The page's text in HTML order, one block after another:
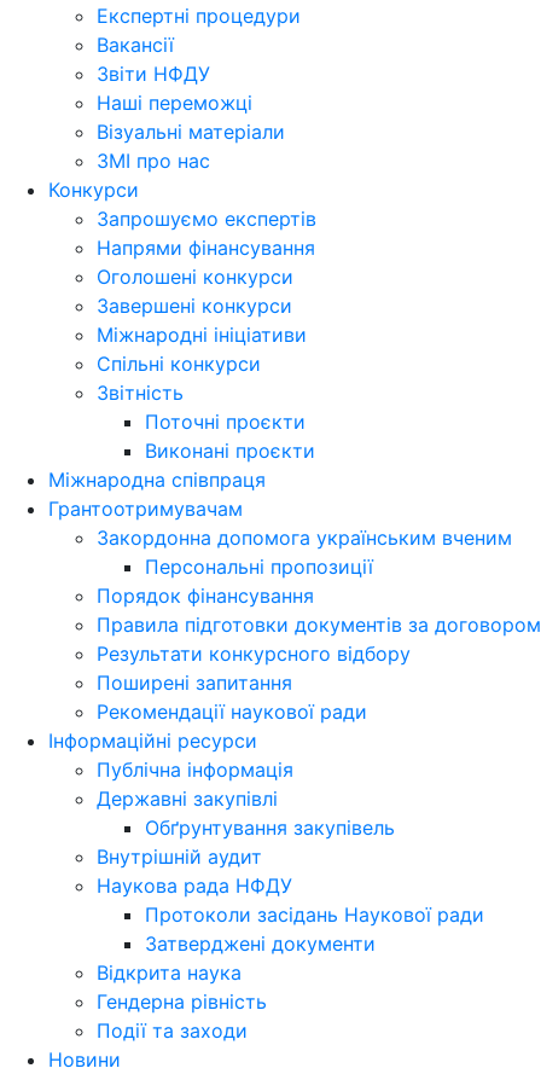
Експертні процедури
Вакансії
Звіти НФДУ
Наші переможці
Візуальні матеріали
ЗМІ про нас
Конкурси
Запрошуємо експертів
Напрями фінансування
Оголошені конкурси
Завершені конкурси
Міжнародні ініціативи
Спільні конкурси
Звітність
Поточні проєкти
Виконані проєкти
Міжнародна співпраця
Грантоотримувачам
Закордонна допомога українським вченим
Персональні пропозиції
Порядок фінансування
Правила підготовки документів за договором
Результати конкурсного відбору
Поширені запитання
Рекомендації наукової ради
Інформаційні ресурси
Публічна інформація
Державні закупівлі
Обґрунтування закупівель
Внутрішній аудит
Наукова рада НФДУ
Протоколи засідань Наукової ради
Затверджені документи
Відкрита наука
Гендерна рівність
Події та заходи
Новини